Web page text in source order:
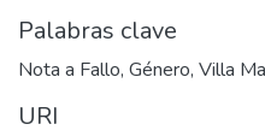
Palabras clave
Nota a Fallo, Género, Villa
URI